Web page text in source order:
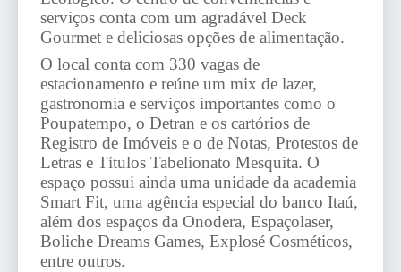
serviços conta com um agradável Deck
Gourmet e deliciosas opções de alimentação.
O local conta com 330 vagas de
estacionamento e reúne um mix de lazer,
gastronomia e serviços importantes como o
Poupatempo, o Detran e os cartórios de
Registro de Imóveis e o de Notas, Protestos de
Letras e Títulos Tabelionato Mesquita. O
espaço possui ainda uma unidade da academia
Smart Fit, uma agência especial do banco Itaú,
além dos espaços da Onodera, Espaçolaser,
Boliche Dreams Games, Explosé Cosméticos,
entre outros.